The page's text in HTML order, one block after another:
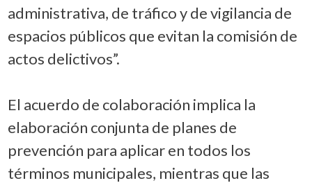
administrativa, de tráfico y de vigilancia de
espacios públicos que evitan la comisión de
actos delictivos”.
El acuerdo de colaboración implica la
elaboración conjunta de planes de
prevención para aplicar en todos los
términos municipales, mientras que las